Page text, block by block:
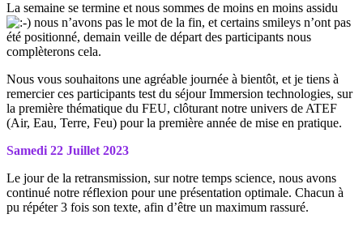
La semaine se termine et nous sommes de moins en moins assidu
nous n’avons pas le mot de la fin, et certains smileys n’ont pas
été positionné, demain veille de départ des participants nous
complèterons cela.
Nous vous souhaitons une agréable journée à bientôt, et je tiens à
remercier ces participants test du séjour Immersion technologies, sur
la première thématique du FEU, clôturant notre univers de ATEF
(Air, Eau, Terre, Feu) pour la première année de mise en pratique.
Samedi 22 Juillet 2023
Le jour de la retransmission, sur notre temps science, nous avons
continué notre réflexion pour une présentation optimale. Chacun à
pu répéter 3 fois son texte, afin d’être un maximum rassuré.